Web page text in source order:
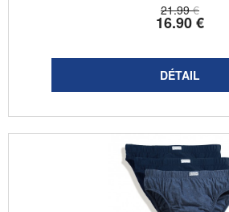
21.99 €
16.90€